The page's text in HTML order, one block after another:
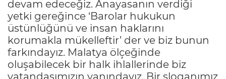
devam edeceğiz. Anayasanın verdiği
yetki gereğince ‘Barolar hukukun
üstünlüğünü ve insan haklarını
korumakla mükelleftir’ der ve biz bunun
farkındayız. Malatya ölçeğinde
oluşabilecek bir halk ihlallerinde biz
vatandaşımızın yanındayız. Bir sloganımız